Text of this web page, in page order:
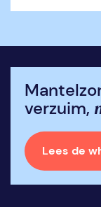
verzuim,
Lees de